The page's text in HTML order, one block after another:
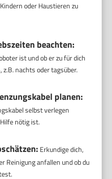
oder Haustieren zu
beachten:
ist und ob er zu für dich
nachts oder tagsüber.
planen:
selbst verlegen
nötig ist.
Erkundige dich,
Reinigung anfallen und ob du